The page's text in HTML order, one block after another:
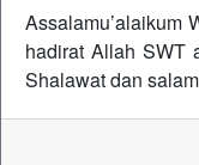
Assalamu’alaikum
hadirat Allah SWT
Shalawat dan